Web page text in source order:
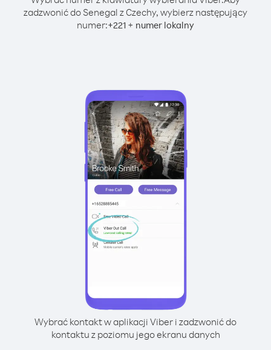
zadzwonić do Senegal z Czechy, wybierz następujący
numer:+221 + numer lokalny
Wybrać kontakt w aplikacji Viber i zadzwonić do
kontaktu z poziomu jego ekranu danych